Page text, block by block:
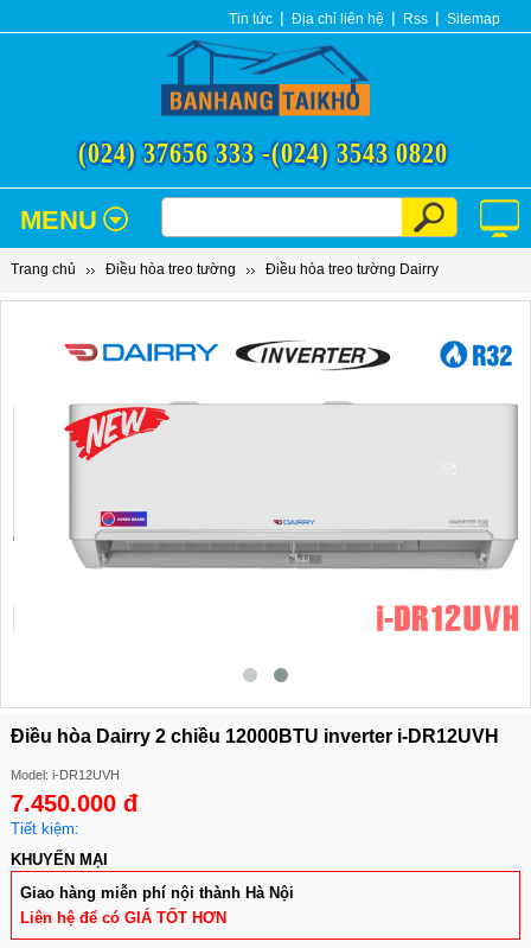
Tin tức Địa chỉ liên hệ Rss Sitemap
(024) 37656 333 -(024) 3543 0820
MENU
Trang chủ Điều hòa treo tường Điều hòa treo tường Dairry
Điều hòa Dairry 2 chiều 12000BTU inverter i-DR12UVH
Model: i-DR12UVH
7.450.000 đ
Tiết kiệm:
KHUYẾN MẠI
Giao hàng miễn phí nội thành Hà Nội
Liên hệ để có GIÁ TỐT HƠN